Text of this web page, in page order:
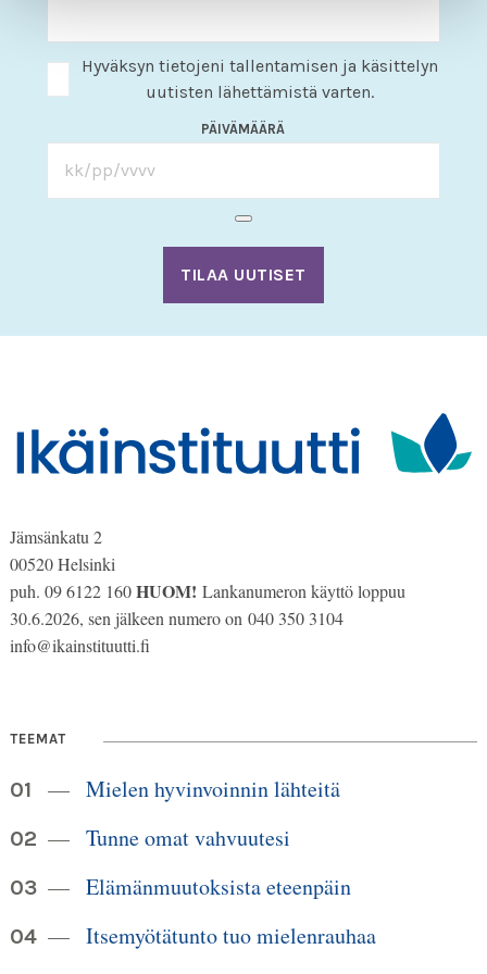
Hyväksyn tietojeni tallentamisen ja käsittelyn
uutisten lähettämistä varten.
PÄIVÄMÄÄRÄ
TILAA UUTISET
Jämsänkatu 2
00520 Helsinki
puh. 09 6122 160HUOM! Lankanumeron käyttö loppuu
30.6.2026, sen jälkeen numero on 040 350 3104
info@ikainstituutti.fi
TEEMAT
Mielen hyvinvoinnin lähteitä
Tunne omat vahvuutesi
Elämänmuutoksista eteenpäin
Itsemyötätunto tuo mielenrauhaa